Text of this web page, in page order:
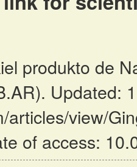
produkto de
Updated:
articles/view/
of access: